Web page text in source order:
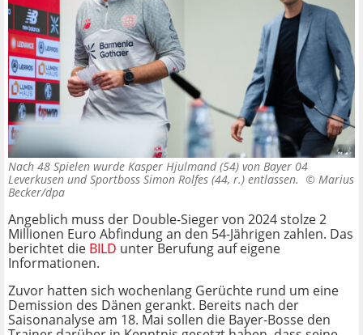
Nach 48 Spielen wurde Kasper Hjulmand (54) von Bayer 04
Leverkusen und Sportboss Simon Rolfes (44, r.) entlassen. © Marius
Becker/dpa
Angeblich muss der Double-Sieger von 2024 stolze 2
Millionen Euro Abfindung an den 54-Jährigen zahlen. Das
berichtet die BILD unter Berufung auf eigene
Informationen.
Zuvor hatten sich wochenlang Gerüchte rund um eine
Demission des Dänen gerankt. Bereits nach der
Saisonanalyse am 18. Mai sollen die Bayer-Bosse den